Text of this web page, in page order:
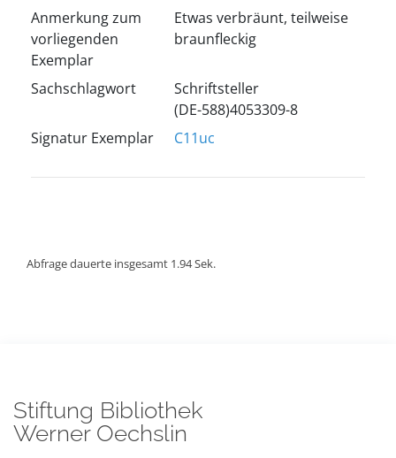
Anmerkung zum
vorliegenden
Exemplar
Etwas verbräunt, teilweise
braunfleckig
Sachschlagwort
Schriftsteller
(DE-588)4053309-8
Signatur Exemplar
C11uc
Abfrage dauerte insgesamt 1.94 Sek.
Stiftung Bibliothek
Werner Oechslin